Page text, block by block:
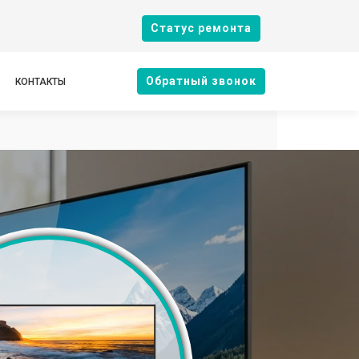
Cтатус ремонта
КОНТАКТЫ Oбратный звонок